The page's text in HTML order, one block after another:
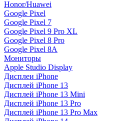
Honor/Huawei
Google Pixel
Google Pixel 7
Google Pixel 9 Pro XL
Google Pixel 8 Pro
Google Pixel 8A
Мониторы
Apple Studio Display
Дисплеи iPhone
Дисплей iPhone 13
Дисплей iPhone 13 Mini
Дисплей iPhone 13 Pro
Дисплей iPhone 13 Pro Max